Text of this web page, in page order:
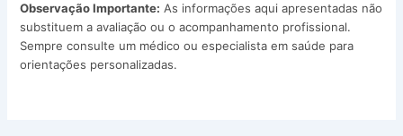
Observação Importante: As informações aqui apresentadas não
substituem a avaliação ou o acompanhamento profissional.
Sempre consulte um médico ou especialista em saúde para
orientações personalizadas.